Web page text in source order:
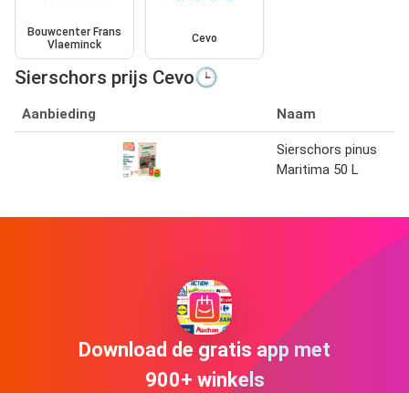
Bouwcenter Frans
Vlaeminck
Cevo
Sierschors prijs Cevo🕒
Aanbieding Naam
Sierschors pinus
Maritima 50 L
Download de gratis app met
900+ winkels